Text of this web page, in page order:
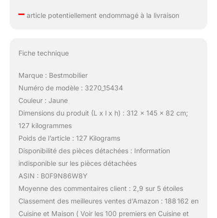
–article potentiellement endommagé à la livraison
Fiche technique
Marque : Bestmobilier
Numéro de modèle : 3270_15434
Couleur : Jaune
Dimensions du produit (L x l x h) : 312 x 145 x 82 cm;
127 kilogrammes
Poids de l’article : 127 Kilograms
Disponibilité des pièces détachées : Information
indisponible sur les pièces détachées
ASIN : B0F9N86W8Y
Moyenne des commentaires client : 2,9 sur 5 étoiles
Classement des meilleures ventes d’Amazon : 188 162 en
Cuisine et Maison ( Voir les 100 premiers en Cuisine et